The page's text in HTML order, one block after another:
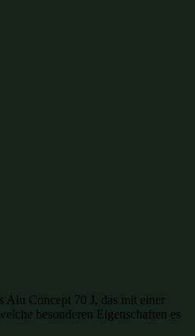
Alu Concept 70 J, das mit einer
besonderen Eigenschaften es